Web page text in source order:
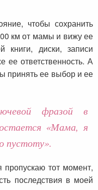
чтобы сохранить
км от мамы и вижу ее
диски, записи
ответственность. А
принять ее выбор и ее
фразой в
«Мама, я
пустоту».
пропускаю тот момент,
последствия в моей